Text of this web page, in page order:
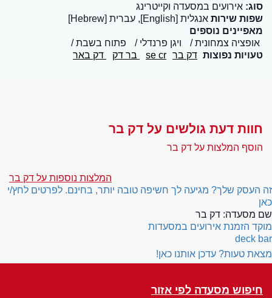
סוג: אירועים במסעדה וקייטרינג
שפות שירות אנגלית [English], עברית [Hebrew]
מאפיינים נוספים
אופציה צמחונית
ויגן פרנדלי
פתוח בשבת
טעויות נפוצות דק בר se cr בר דק דק באר
חוות דעת גולשים על דק בר
הוסף המלצות על דק בר
המלצות נוספות על דק בר
זה העסק שלך? מגיעה לך חשיפה טובה יותר, בחינם. לפרטים לחץ/י
כאן
שם מסעדה: דק בר
מוקד הזמנת אירועים במסעדות
deck bar
מצאת טעות? עדכן אותנו כאן!
חיפוש מסעדה לפי אזור